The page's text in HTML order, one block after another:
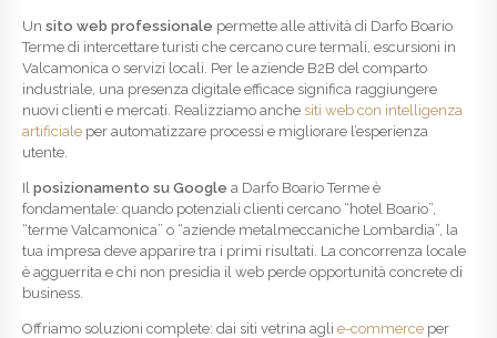
Un sito web professionale permette alle attività di Darfo Boario
Terme di intercettare turisti che cercano cure termali, escursioni in
Valcamonica o servizi locali. Per le aziende B2B del comparto
industriale, una presenza digitale efficace significa raggiungere
nuovi clienti e mercati. Realizziamo anche siti web con intelligenza
artificiale per automatizzare processi e migliorare l’esperienza
utente.
Il posizionamento su Google a Darfo Boario Terme è
fondamentale: quando potenziali clienti cercano “hotel Boario”,
“terme Valcamonica” o “aziende metalmeccaniche Lombardia”, la
tua impresa deve apparire tra i primi risultati. La concorrenza locale
è agguerrita e chi non presidia il web perde opportunità concrete di
business.
Offriamo soluzioni complete: dai siti vetrina agli e-commerce per